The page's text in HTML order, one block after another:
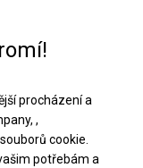
procházení a
,
cookie.
potřebám a